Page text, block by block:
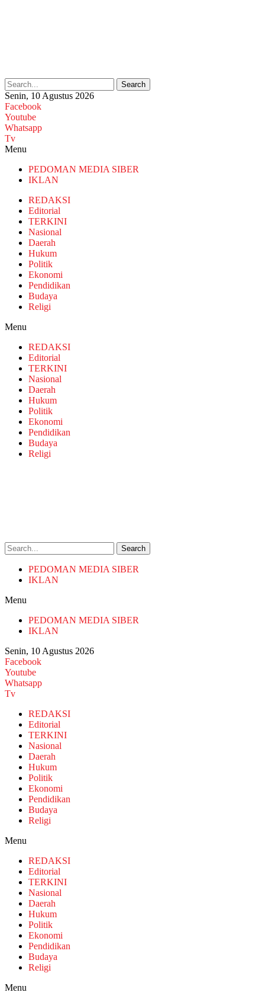
Search
Senin, 10 Agustus 2026
Facebook
Youtube
Whatsapp
Tv
Menu
PEDOMAN MEDIA SIBER
IKLAN
REDAKSI
Editorial
TERKINI
Nasional
Daerah
Hukum
Politik
Ekonomi
Pendidikan
Budaya
Religi
Menu
REDAKSI
Editorial
TERKINI
Nasional
Daerah
Hukum
Politik
Ekonomi
Pendidikan
Budaya
Religi
Search
PEDOMAN MEDIA SIBER
IKLAN
Menu
PEDOMAN MEDIA SIBER
IKLAN
Senin, 10 Agustus 2026
Facebook
Youtube
Whatsapp
Tv
REDAKSI
Editorial
TERKINI
Nasional
Daerah
Hukum
Politik
Ekonomi
Pendidikan
Budaya
Religi
Menu
REDAKSI
Editorial
TERKINI
Nasional
Daerah
Hukum
Politik
Ekonomi
Pendidikan
Budaya
Religi
Menu